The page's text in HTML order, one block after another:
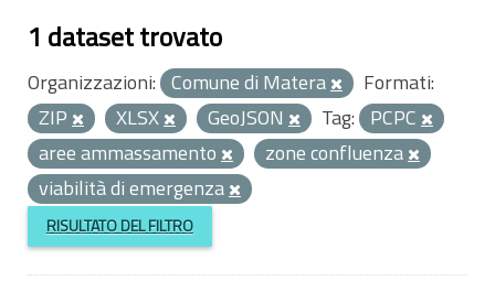
1 dataset trovato
Organizzazioni: Comune di Matera
Formati:
ZIP
XLSX GeoJSON Tag: PCPC
aree ammassamento
zone confluenza
viabilità di emergenza
RISULTATO DEL FILTRO